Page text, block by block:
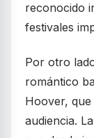
reconocido
festivales
Por otro
romántico
Hoover,
audiencia.